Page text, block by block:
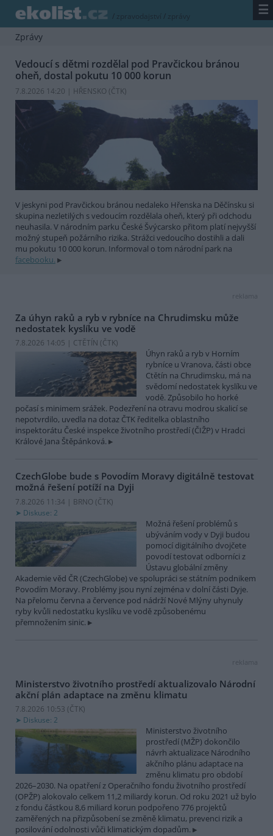
/ zpravodajství / zprávy ☰
Zprávy
Vedoucí s dětmi rozdělal pod Pravčickou bránou
oheň, dostal pokutu 10 000 korun
7.8.2026 14:20 | HŘENSKO (ČTK)
V jeskyni pod Pravčickou bránou nedaleko Hřenska na Děčínsku si
skupina nezletilých s vedoucím rozdělala oheň, který při odchodu
neuhasila. V národním parku České Švýcarsko přitom platí nejvyšší
možný stupeň požárního rizika. Strážci vedoucího dostihli a dali
mu pokutu 10 000 korun. Informoval o tom národní park na
facebooku.
reklama
Za úhyn raků a ryb v rybníce na Chrudimsku může
nedostatek kyslíku ve vodě
7.8.2026 14:05 | CTĚTÍN (ČTK)
Úhyn raků a ryb v Horním
rybníce u Vranova, části obce
Ctětín na Chrudimsku, má na
svědomí nedostatek kyslíku ve
vodě. Způsobilo ho horké
počasí s minimem srážek. Podezření na otravu modrou skalicí se
nepotvrdilo, uvedla na dotaz ČTK ředitelka oblastního
inspektorátu České inspekce životního prostředí (ČIŽP) v Hradci
Králové Jana Štěpánková.
CzechGlobe bude s Povodím Moravy digitálně testovat
možná řešení potíží na Dyji
7.8.2026 11:34 | BRNO (ČTK)
Diskuse: 2
Možná řešení problémů s
ubýváním vody v Dyji budou
pomocí digitálního dvojčete
povodí testovat odborníci z
Ústavu globální změny
Akademie věd ČR (CzechGlobe) ve spolupráci se státním podnikem
Povodím Moravy. Problémy jsou nyní zejména v dolní části Dyje.
Na přelomu června a července pod nádrží Nové Mlýny uhynuly
ryby kvůli nedostatku kyslíku ve vodě způsobenému
přemnožením sinic.
reklama
Ministerstvo životního prostředí aktualizovalo Národní
akční plán adaptace na změnu klimatu
7.8.2026 10:53 (ČTK)
Diskuse: 2
Ministerstvo životního
prostředí (MŽP) dokončilo
návrh aktualizace Národního
akčního plánu adaptace na
změnu klimatu pro období
2026–2030. Na opatření z Operačního fondu životního prostředí
(OPŽP) alokovalo celkem 11,2 miliardy korun. Od roku 2021 už bylo
z fondu částkou 8,6 miliard korun podpořeno 776 projektů
zaměřených na přizpůsobení se změně klimatu, prevenci rizik a
posilování odolnosti vůči klimatickým dopadům.